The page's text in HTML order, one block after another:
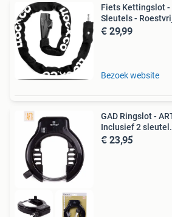
Fiets Kettingslot -
Sleutels -
€ 29,99
Bezoek website
GAD Ringslot -
Inclusief 2
€ 23,95